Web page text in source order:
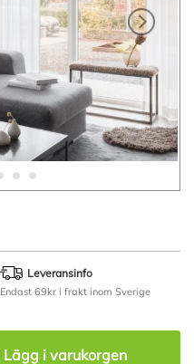
Leveransinfo
Endast 69kr i frakt inom Sverige
Lägg i varukorgen